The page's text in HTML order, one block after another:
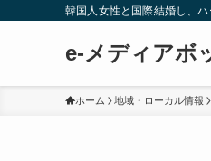
韓国人女性と国際結婚し、
e-メディアボ
ホーム 地域・ローカル情報